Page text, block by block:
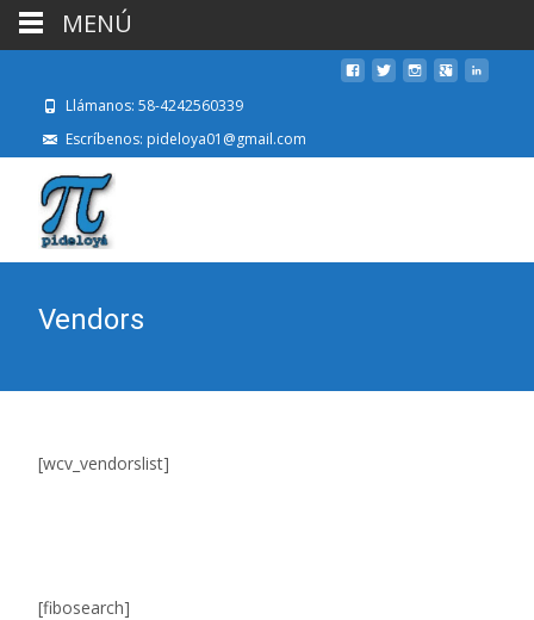
Llámanos: 58-4242560339
Escríbenos: pideloya01@gmail.com
Vendors
[wcv_vendorslist]
[fibosearch]
MENÚ